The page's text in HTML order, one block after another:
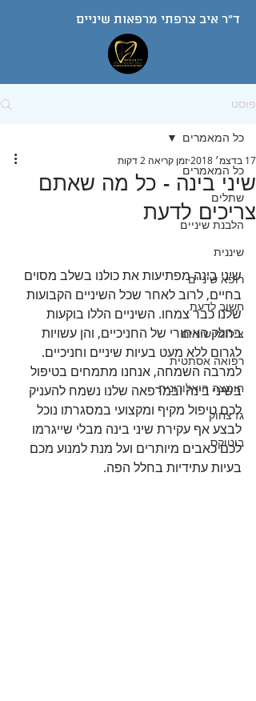
ד"ר איב צרפתי מרפאות שיניים
פוסט
כל המאמרים
שתלים
הלבנת שיניים
שיננית
רופא שיניים
חשוב לדעת
צילומי שיניים
רפואה אסתטית
חומצה היאלורונית
גז צחוק
בוטוקס
כל המאמרים
שיני בינה - כל מה שאתם
צריכים לדעת
17 בדצמ׳ 2018 זמן קריאה 2 דקות
שיני בינה מפתיעות את כולנו בשלב מסוים
בחיים, לרוב לאחר שכל השיניים הקבועות
שלנו כבר צמחו. השיניים הללו בוקעות
בחלק האחורי של החניכיים, והן עשויות
לגרום ללא מעט בעיות שיניים וחניכיים.
למרבה השמחה, אנחנו מתמחים בטיפול
בשיני בינה ובמרפאה שלנו נשמח להעניק
לכם טיפול מקיף ומקצועי במסגרתו נוכל
לבצע אף עקירת שיני בינה מבלי שייגרמו
לכם כאבים מיותרים ועל מנת למנוע מכם
בעיות עתידיות בחלל הפה.